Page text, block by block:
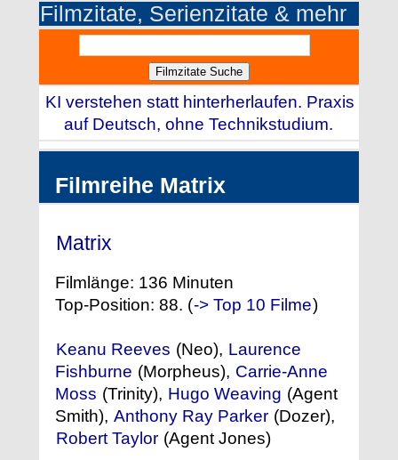
Filmzitate, Serienzitate & mehr
KI verstehen statt hinterherlaufen. Praxis
auf Deutsch, ohne Technikstudium.
Filmreihe Matrix
Matrix
Filmlänge: 136 Minuten
Top-Position: 88. (-> Top 10 Filme)
Keanu Reeves (Neo), Laurence
Fishburne (Morpheus), Carrie-Anne
Moss (Trinity), Hugo Weaving (Agent
Smith), Anthony Ray Parker (Dozer),
Robert Taylor (Agent Jones)